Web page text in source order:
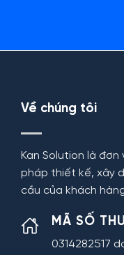
Về chúng tôi
Kan Solution là
pháp thiết kế, xây
cầu của khách
MÃ SỐ
0314282517